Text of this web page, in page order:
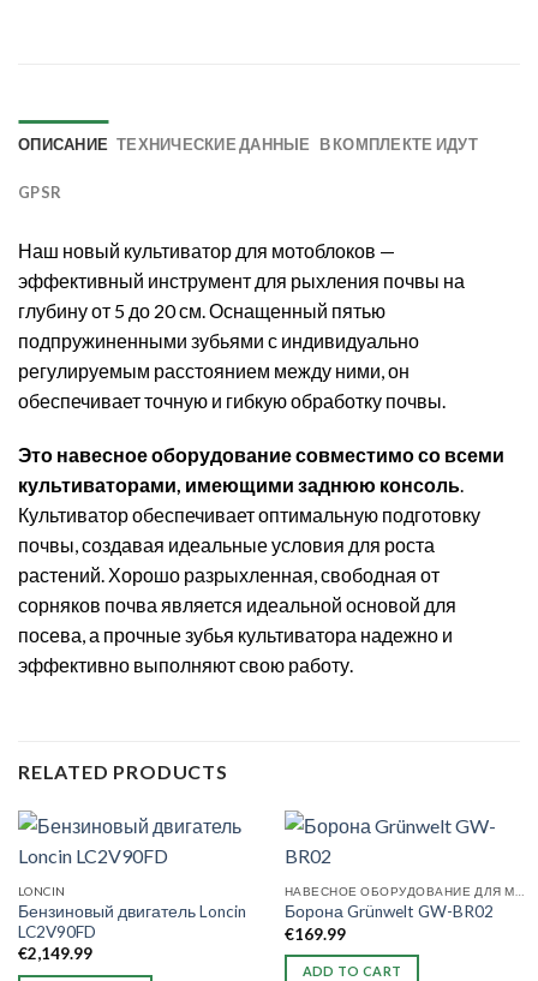
ОПИСАНИЕ ТЕХНИЧЕСКИЕ ДАННЫЕ В КОМПЛЕКТЕ ИДУТ
GPSR
Наш новый культиватор для мотоблоков —
эффективный инструмент для рыхления почвы на
глубину от 5 до 20 см. Оснащенный пятью
подпружиненными зубьями с индивидуально
регулируемым расстоянием между ними, он
обеспечивает точную и гибкую обработку почвы.
Это навесное оборудование совместимо со всеми
культиваторами, имеющими заднюю консоль.
Культиватор обеспечивает оптимальную подготовку
почвы, создавая идеальные условия для роста
растений. Хорошо разрыхленная, свободная от
сорняков почва является идеальной основой для
посева, а прочные зубья культиватора надежно и
эффективно выполняют свою работу.
RELATED PRODUCTS
LONCIN
Бензиновый двигатель Loncin
LC2V90FD
€2,149.99
Борона Grünwelt GW-BR02
€169.99
ADD TO CART